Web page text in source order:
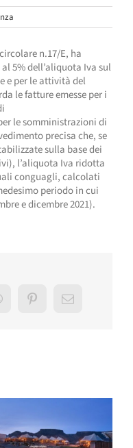
n.17/E, ha
5% dell’aliquota Iva sul
e per le attività del
le fatture emesse per i
le somministrazioni di
precisa che, se
sulla base dei
l’aliquota Iva ridotta
conguagli, calcolati
periodo in cui
e dicembre 2021).
PinterestEmail